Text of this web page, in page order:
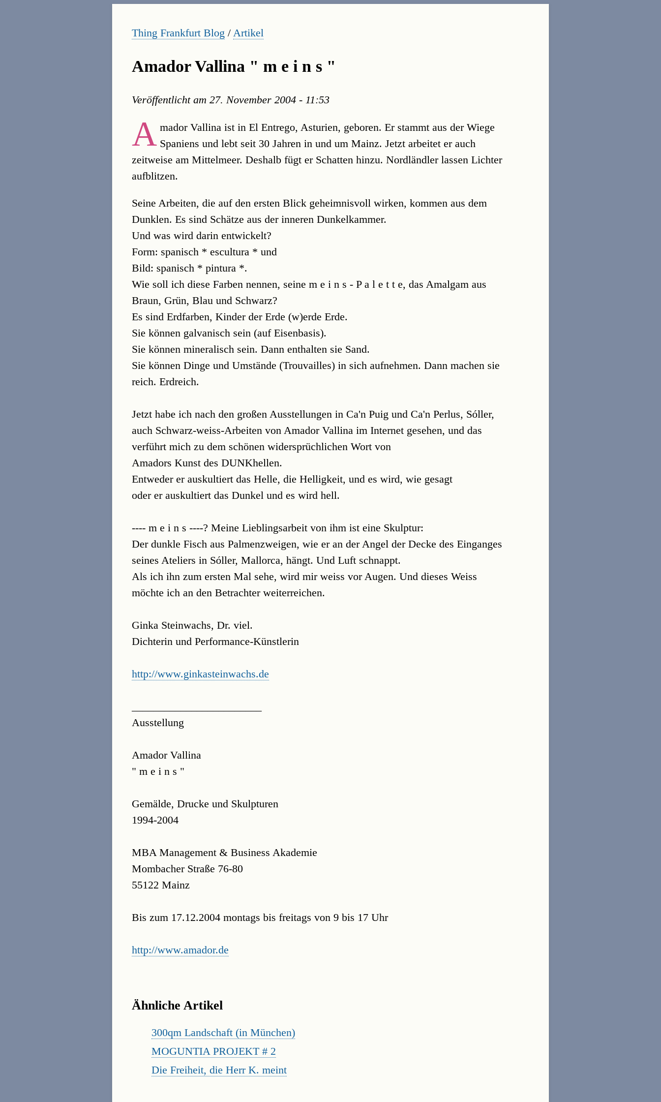
Thing Frankfurt Blog / Artikel
Amador Vallina " m e i n s "
Veröffentlicht am 27. November 2004 - 11:53
A mador Vallina ist in El Entrego, Asturien, geboren. Er stammt aus der Wiege
Spaniens und lebt seit 30 Jahren in und um Mainz. Jetzt arbeitet er auch
zeitweise am Mittelmeer. Deshalb fügt er Schatten hinzu. Nordländler lassen Lichter
aufblitzen.
Seine Arbeiten, die auf den ersten Blick geheimnisvoll wirken, kommen aus dem
Dunklen. Es sind Schätze aus der inneren Dunkelkammer.
Und was wird darin entwickelt?
Form: spanisch * escultura * und
Bild: spanisch * pintura *.
Wie soll ich diese Farben nennen, seine m e i n s - P a l e t t e, das Amalgam aus
Braun, Grün, Blau und Schwarz?
Es sind Erdfarben, Kinder der Erde (w)erde Erde.
Sie können galvanisch sein (auf Eisenbasis).
Sie können mineralisch sein. Dann enthalten sie Sand.
Sie können Dinge und Umstände (Trouvailles) in sich aufnehmen. Dann machen sie
reich. Erdreich.
Jetzt habe ich nach den großen Ausstellungen in Ca'n Puig und Ca'n Perlus, Sóller,
auch Schwarz-weiss-Arbeiten von Amador Vallina im Internet gesehen, und das
verführt mich zu dem schönen widersprüchlichen Wort von
Amadors Kunst des DUNKhellen.
Entweder er auskultiert das Helle, die Helligkeit, und es wird, wie gesagt 
oder er auskultiert das Dunkel und es wird hell.
---- m e i n s ----? Meine Lieblingsarbeit von ihm ist eine Skulptur:
Der dunkle Fisch aus Palmenzweigen, wie er an der Angel der Decke des Einganges
seines Ateliers in Sóller, Mallorca, hängt. Und Luft schnappt.
Als ich ihn zum ersten Mal sehe, wird mir weiss vor Augen. Und dieses Weiss
möchte ich an den Betrachter weiterreichen.
Ginka Steinwachs, Dr. viel.
Dichterin und Performance-Künstlerin
http://www.ginkasteinwachs.de
Ausstellung
Amador Vallina
" m e i n s "
Gemälde, Drucke und Skulpturen
1994-2004
MBA Management & Business Akademie
Mombacher Straße 76-80
55122 Mainz
Bis zum 17.12.2004 montags bis freitags von 9 bis 17 Uhr
http://www.amador.de
Ähnliche Artikel
300qm Landschaft (in München)
MOGUNTIA PROJEKT # 2
Die Freiheit, die Herr K. meint